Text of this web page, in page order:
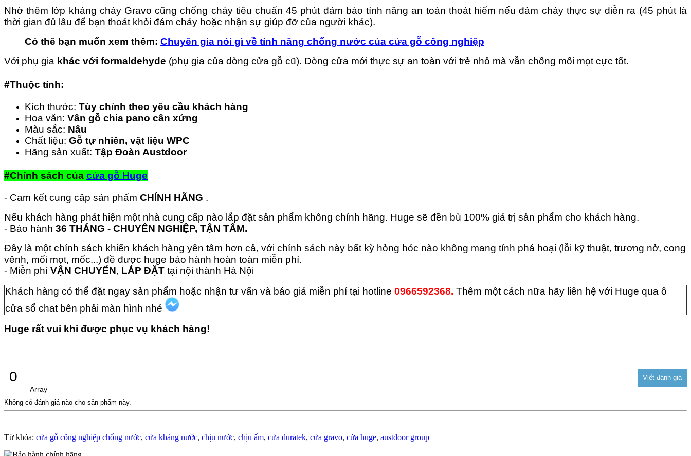
Nhờ thêm lớp kháng cháy Gravo cũng chống cháy tiêu chuẩn 45 phút đảm bảo tính năng an toàn thoát hiểm nếu đám cháy thực sự diễn ra (45 phút là
thời gian đủ lâu để bạn thoát khỏi đám cháy hoặc nhận sự giúp đỡ của người khác).
Có thê bạn muốn xem thêm: Chuyên gia nói gì về tính năng chống nước của cửa gỗ công nghiệp
Với phụ gia khác với formaldehyde (phụ gia của dòng cửa gỗ cũ). Dòng cửa mới thực sự an toàn với trẻ nhỏ mà vẫn chống mối mọt cực tốt.
#Thuộc tính:
Kích thước: Tùy chỉnh theo yêu cầu khách hàng
Hoa văn: Vân gỗ chia pano cân xứng
Màu sắc: Nâu
Chất liệu: Gỗ tự nhiên, vật liệu WPC
Hãng sản xuất: Tập Đoàn Austdoor
#Chính sách của cửa gỗ Huge
- Cam kết cung câp sản phẩm CHÍNH HÃNG .
Nếu khách hàng phát hiện một nhà cung cấp nào lắp đặt sản phẩm không chính hãng. Huge sẽ đền bù 100% giá trị sản phẩm cho khách hàng.
- Bảo hành 36 THÁNG - CHUYÊN NGHIỆP, TẬN TÂM.
Đây là một chính sách khiến khách hàng yên tâm hơn cả, với chính sách này bất kỳ hỏng hóc nào không mang tính phá hoại (lỗi kỹ thuật, trương nở, cong
vênh, mối mọt, mốc...) đề được huge bảo hành hoàn toàn miễn phí.
- Miễn phí VẬN CHUYỂN, LẮP ĐẶT tại nội thành Hà Nội
Khách hàng có thể đặt ngay sản phẩm hoặc nhận tư vấn và báo giá miễn phí tại hotline 0966592368. Thêm một cách nữa hãy liên hệ với Huge qua ô
cửa sổ chat bên phải màn hình nhé
Huge rất vui khi được phục vụ khách hàng!
0
Array
Không có đánh giá nào cho sản phẩm này.
Từ khóa: cửa gỗ công nghiệp chống nước, cửa kháng nước, chịu nước, chịu ẩm, cửa duratek, cửa gravo, cửa huge, austdoor group